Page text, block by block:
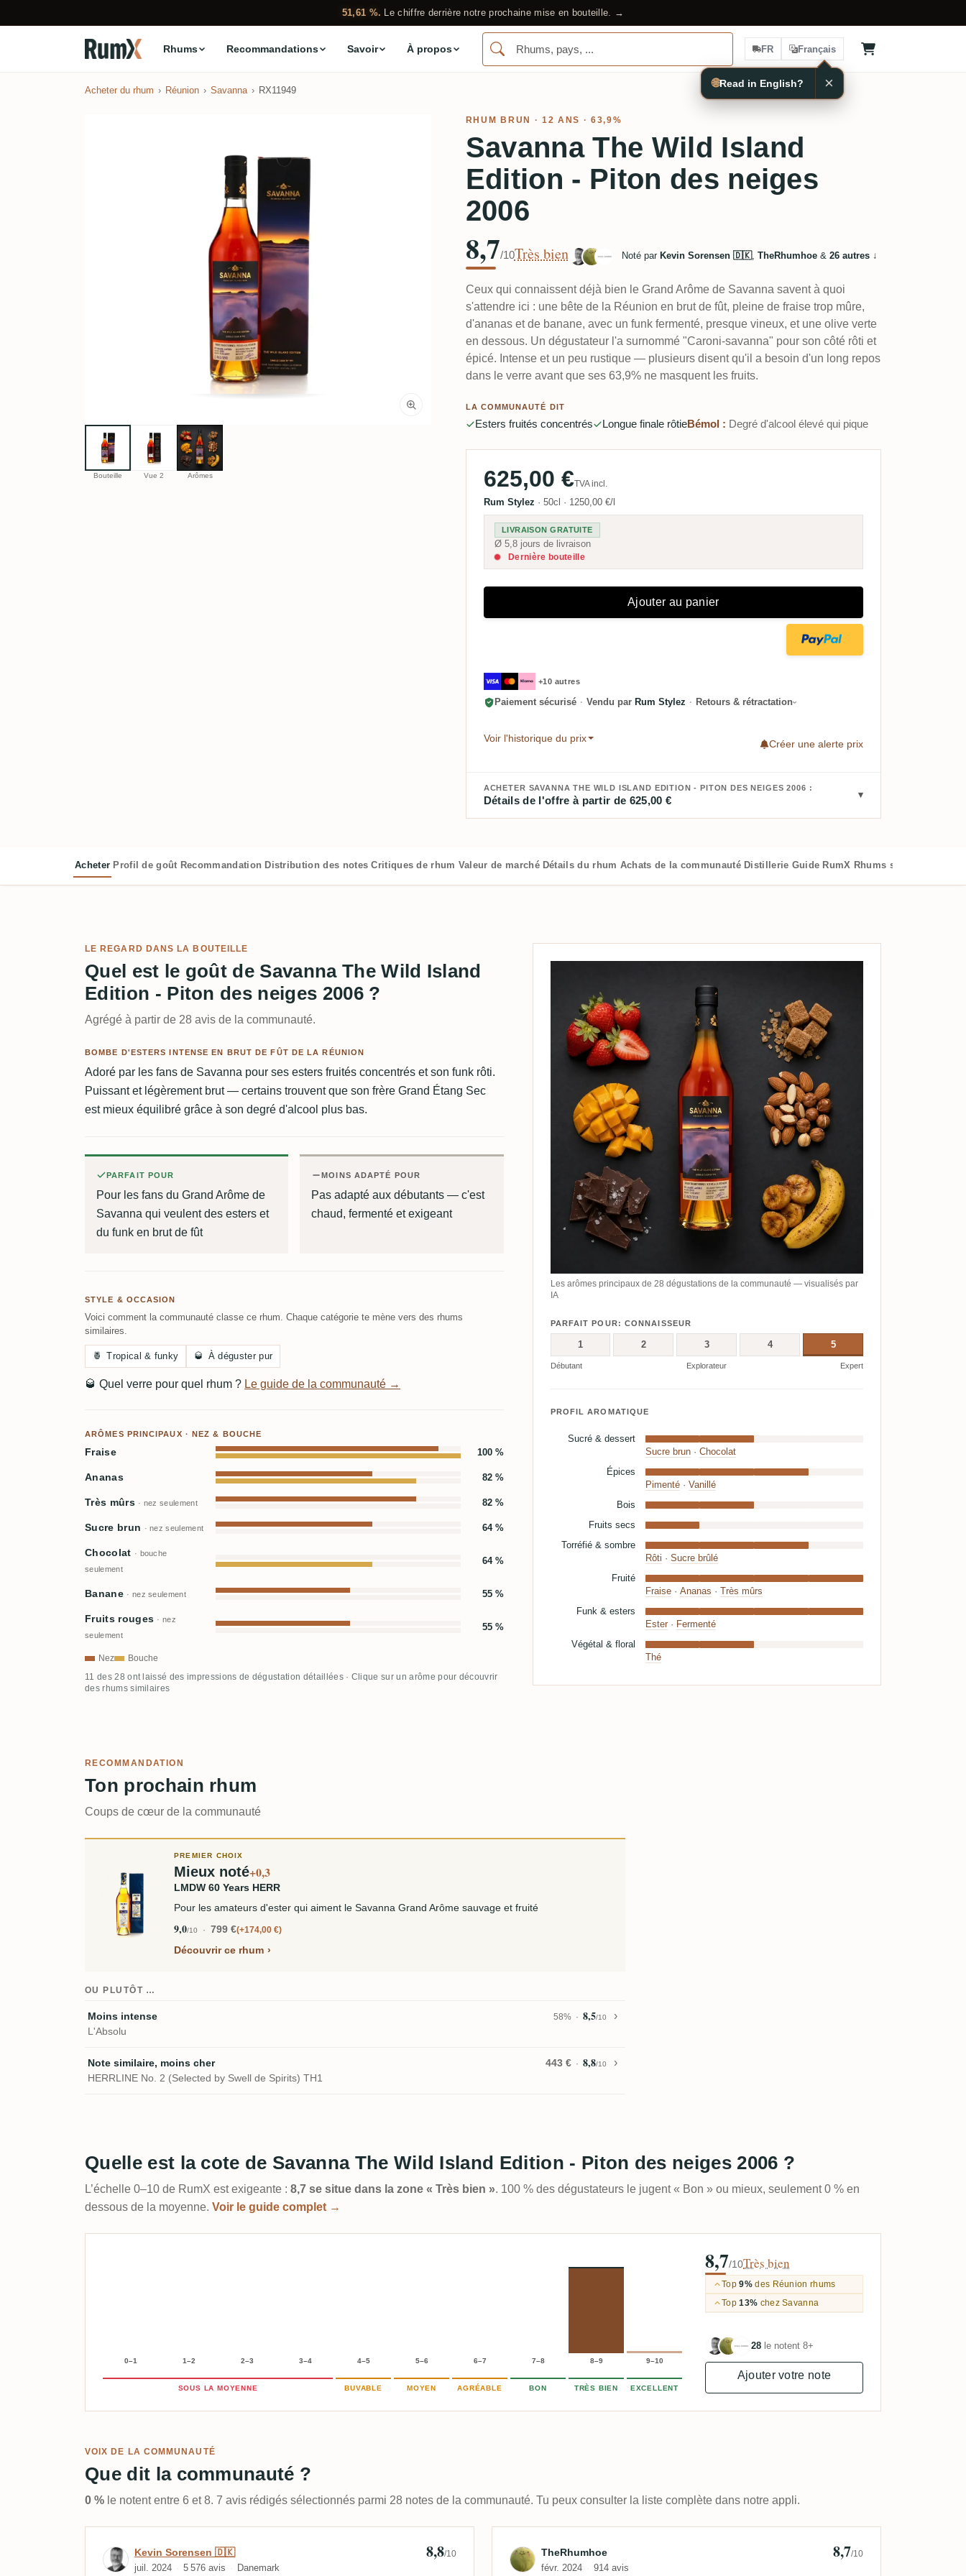
51,61 %. Le chiffre derrière notre prochaine mise en bouteille. →
Rhums Recommandations Savoir À propos FR Français
Acheter du rhum Réunion Savanna RX11949
Bouteille Vue 2 Arômes
RHUM BRUN · 12 ANS · 63,9%
Savanna The Wild Island
Edition - Piton des neiges
2006
8,7/10Très bien Noté par Kevin Sorensen 🇩🇰, TheRhumhoe& 26 autres↓
Ceux qui connaissent déjà bien le Grand Arôme de Savanna savent à quoi
s'attendre ici : une bête de la Réunion en brut de fût, pleine de fraise trop mûre,
d'ananas et de banane, avec un funk fermenté, presque vineux, et une olive verte
en dessous. Un dégustateur l'a surnommé "Caroni-savanna" pour son côté rôti et
épicé. Intense et un peu rustique — plusieurs disent qu'il a besoin d'un long repos
dans le verre avant que ses 63,9% ne masquent les fruits.
LA COMMUNAUTÉ DIT
Esters fruités concentrés Longue finale rôtieBémol : Degré d'alcool élevé qui pique
625,00 €TVA incl.
Rum Stylez · 50cl · 1250,00 €/l
LIVRAISON GRATUITE
Ø 5,8 jours de livraison
Dernière bouteille
Ajouter au panier
+10 autres
Paiement sécurisé · Vendu par Rum Stylez · Retours & rétractation
Voir l'historique du prix
Créer une alerte prix
ACHETER SAVANNA THE WILD ISLAND EDITION - PITON DES NEIGES 2006 :
Détails de l'offre à partir de 625,00 €
Acheter Profil de goût Recommandation Distribution des notes Critiques de rhum Valeur de marché Détails du rhum Achats de la communauté Distillerie Guide RumX Rhums similaires
LE REGARD DANS LA BOUTEILLE
Quel est le goût de Savanna The Wild Island
Edition - Piton des neiges 2006 ?
Agrégé à partir de 28 avis de la communauté.
BOMBE D'ESTERS INTENSE EN BRUT DE FÛT DE LA RÉUNION
Adoré par les fans de Savanna pour ses esters fruités concentrés et son funk rôti.
Puissant et légèrement brut — certains trouvent que son frère Grand Étang Sec
est mieux équilibré grâce à son degré d'alcool plus bas.
PARFAIT POUR
Pour les fans du Grand Arôme de
Savanna qui veulent des esters et
du funk en brut de fût
MOINS ADAPTÉ POUR
Pas adapté aux débutants — c'est
chaud, fermenté et exigeant
STYLE & OCCASION
Voici comment la communauté classe ce rhum. Chaque catégorie te mène vers des rhums
similaires.
🍍 Tropical & funky 🥃 À déguster pur
🥃 Quel verre pour quel rhum ? Le guide de la communauté →
ARÔMES PRINCIPAUX · NEZ & BOUCHE
Fraise 100 %
Ananas 82 %
Très mûrs · nez seulement 82 %
Sucre brun · nez seulement 64 %
Chocolat · bouche
seulement
64 %
Banane · nez seulement 55 %
Fruits rouges · nez
seulement
55 %
Nez Bouche
11 des 28 ont laissé des impressions de dégustation détaillées · Clique sur un arôme pour découvrir
des rhums similaires
Les arômes principaux de 28 dégustations de la communauté — visualisés par
IA
PARFAIT POUR: CONNAISSEUR
1 2 3 4 5
Débutant Explorateur Expert
PROFIL AROMATIQUE
Sucré & dessert
Sucre brun· Chocolat
Épices
Pimenté· Vanillé
Bois
Fruits secs
Torréfié & sombre
Rôti · Sucre brûlé
Fruité
Fraise· Ananas · Très mûrs
Funk & esters
Ester· Fermenté
Végétal & floral
Thé
RECOMMANDATION
Ton prochain rhum
Coups de cœur de la communauté
PREMIER CHOIX
Mieux noté+0,3
LMDW 60 Years HERR
Pour les amateurs d'ester qui aiment le Savanna Grand Arôme sauvage et fruité
9,0/10 799 € +174,00 €
Découvrir ce rhum
OU PLUTÔT …
Moins intense 58% 8,5/10
L'Absolu
Note similaire, moins cher 443 € 8,8/10
HERRLINE No. 2 (Selected by Swell de Spirits) TH1
Quelle est la cote de Savanna The Wild Island Edition - Piton des neiges 2006 ?
L’échelle 0–10 de RumX est exigeante : 8,7 se situe dans la zone « Très bien ». 100 % des dégustateurs le jugent « Bon » ou mieux, seulement 0 % en
dessous de la moyenne. Voir le guide complet →
0–1 1–2 2–3 3–4 4–5 5–6 6–7 7–8 8–9 9–10
SOUS LA MOYENNE BUVABLE MOYEN AGRÉABLE BON TRÈS BIEN EXCELLENT
8,7/10Très bien
Top9%des Réunion rhums
Top13% chez Savanna
28 le notent 8+
Ajouter votre note
VOIX DE LA COMMUNAUTÉ
Que dit la communauté ?
0 % le notent entre 6 et 8. 7 avis rédigés sélectionnés parmi 28 notes de la communauté. Tu peux consulter la liste complète dans notre appli.
Avis de Kevin Sorensen 🇩🇰
Kevin Sorensen 🇩🇰
juil. 2024 5 576 avis Danemark
8,8/10 Avis de TheRhumhoe
TheRhumhoe
févr. 2024 914 avis
8,7/10
🌐Read in English? ×